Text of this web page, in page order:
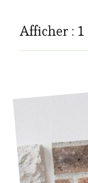
Afficher :